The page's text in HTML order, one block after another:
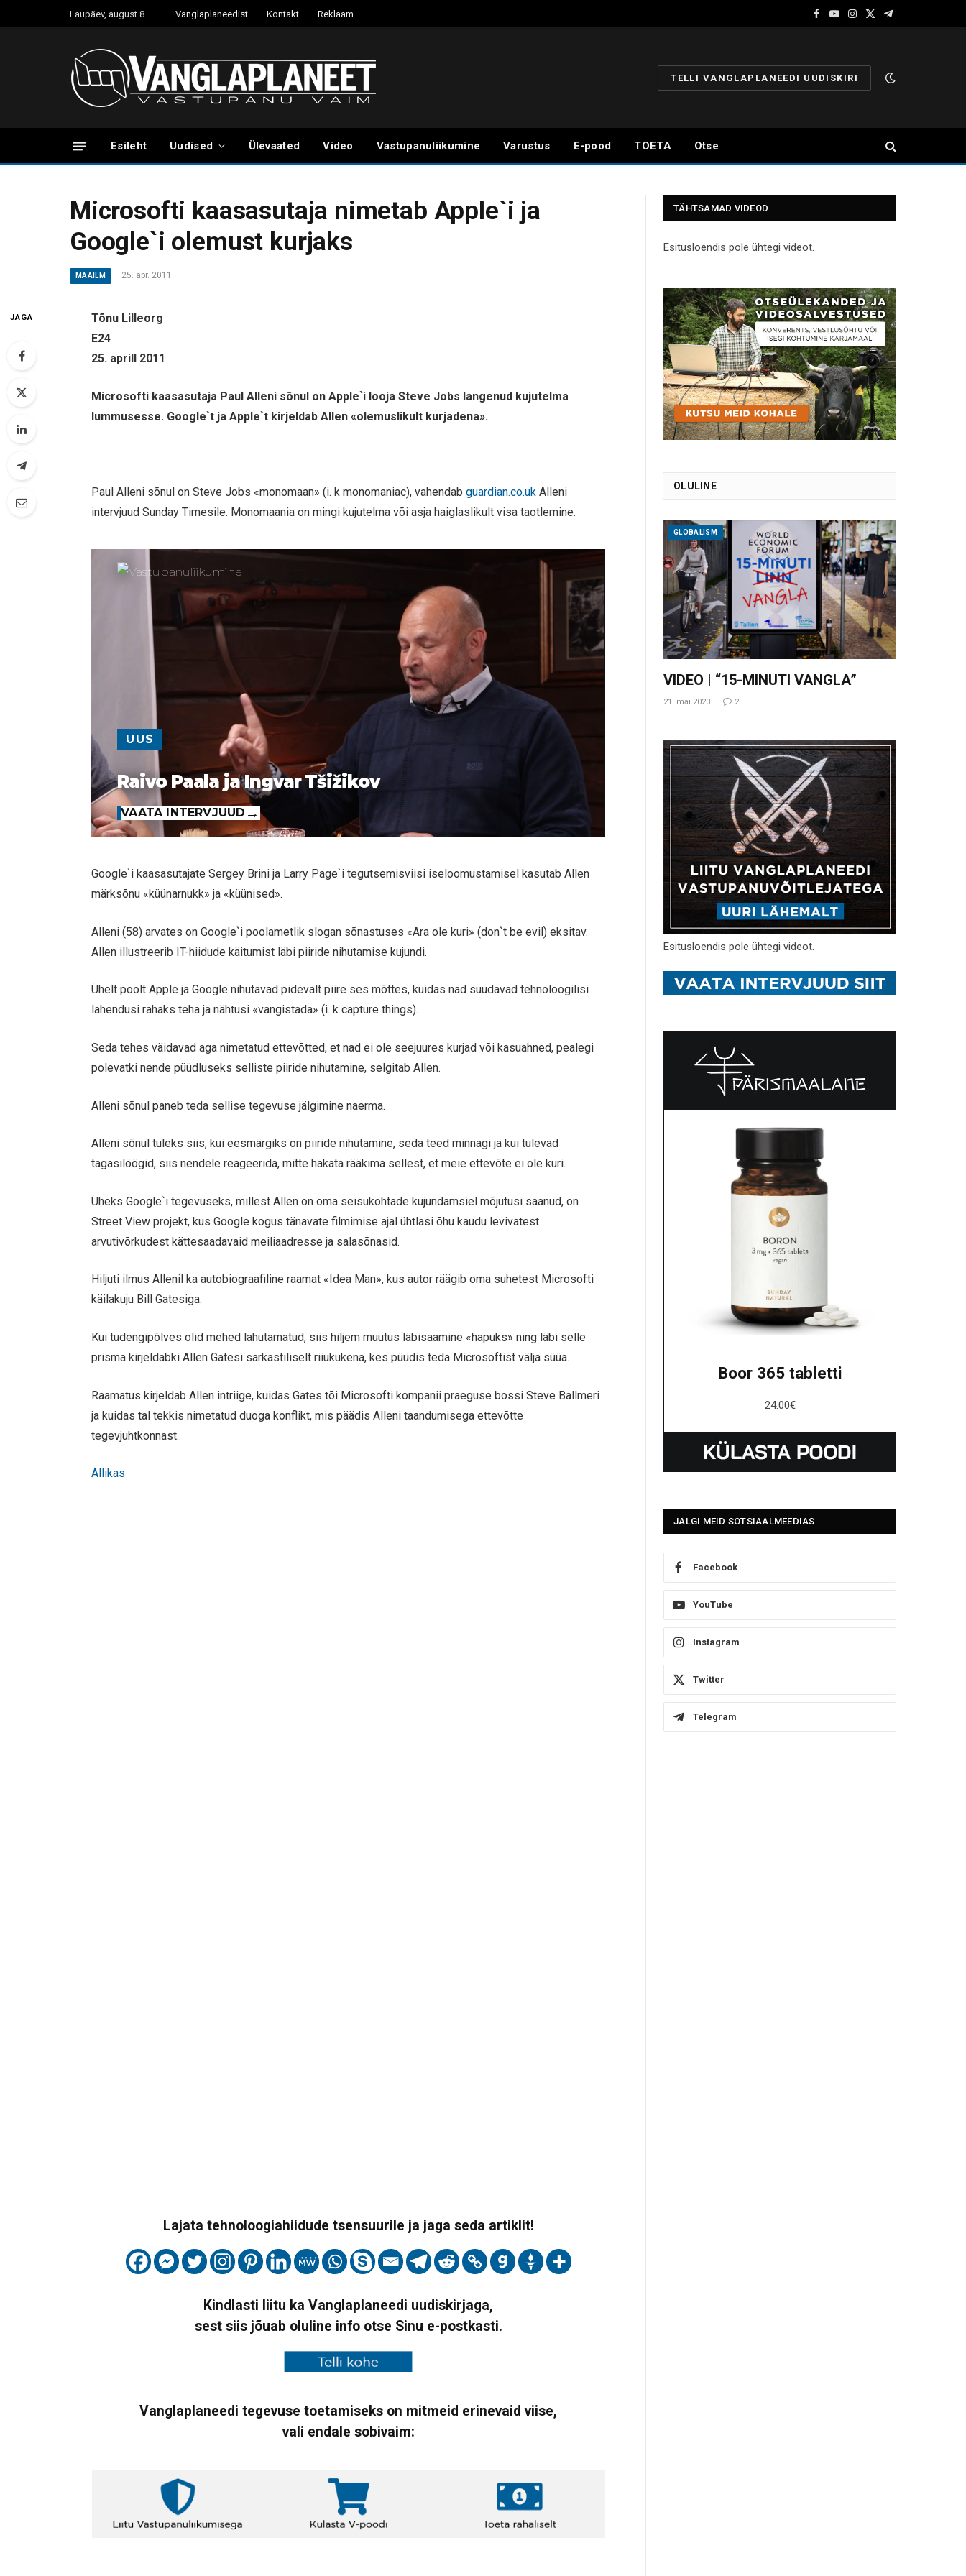
Laupäev, august 8 Vanglaplaneedist Kontakt Reklaam
Facebook
YouTube
Instagram
X
Telegram
TELLI VANGLAPLANEEDI UUDISKIRI
Esileht Uudised Ülevaated Video Vastupanuliikumine Varustus E-pood TOETA Otse
Microsofti kaasasutaja nimetab Apple`i ja
Google`i olemust kurjaks
MAAILM 25. apr. 2011
JAGA
Tõnu Lilleorg
E24
25. aprill 2011
Microsofti kaasasutaja Paul Alleni sõnul on Apple`i looja Steve Jobs langenud kujutelma
lummusesse. Google`t ja Apple`t kirjeldab Allen «olemuslikult kurjadena».
Paul Alleni sõnul on Steve Jobs «monomaan» (i. k monomaniac), vahendabguardian.co.uk Alleni
intervjuud Sunday Timesile. Monomaania on mingi kujutelma või asja haiglaslikult visa taotlemine.
UUS
Raivo Paala ja Ingvar Tšižikov
VAATA INTERVJUUD
Google`i kaasasutajate Sergey Brini ja Larry Page`i tegutsemisviisi iseloomustamisel kasutab Allen
märksõnu «küünarnukk» ja «küünised».
Alleni (58) arvates on Google`i poolametlik slogan sõnastuses «Ära ole kuri» (don`t be evil) eksitav.
Allen illustreerib IT-hiidude käitumist läbi piiride nihutamise kujundi.
Ühelt poolt Apple ja Google nihutavad pidevalt piire ses mõttes, kuidas nad suudavad tehnoloogilisi
lahendusi rahaks teha ja nähtusi «vangistada» (i. k capture things).
Seda tehes väidavad aga nimetatud ettevõtted, et nad ei ole seejuures kurjad või kasuahned, pealegi
polevatki nende püüdluseks selliste piiride nihutamine, selgitab Allen.
Alleni sõnul paneb teda sellise tegevuse jälgimine naerma.
Alleni sõnul tuleks siis, kui eesmärgiks on piiride nihutamine, seda teed minnagi ja kui tulevad
tagasilöögid, siis nendele reageerida, mitte hakata rääkima sellest, et meie ettevõte ei ole kuri.
Üheks Google`i tegevuseks, millest Allen on oma seisukohtade kujundamsiel mõjutusi saanud, on
Street View projekt, kus Google kogus tänavate filmimise ajal ühtlasi õhu kaudu levivatest
arvutivõrkudest kättesaadavaid meiliaadresse ja salasõnasid.
Hiljuti ilmus Allenil ka autobiograafiline raamat «Idea Man», kus autor räägib oma suhetest Microsofti
käilakuju Bill Gatesiga.
Kui tudengipõlves olid mehed lahutamatud, siis hiljem muutus läbisaamine «hapuks» ning läbi selle
prisma kirjeldabki Allen Gatesi sarkastiliselt riiukukena, kes püüdis teda Microsoftist välja süüa.
Raamatus kirjeldab Allen intriige, kuidas Gates tõi Microsofti kompanii praeguse bossi Steve Ballmeri
ja kuidas tal tekkis nimetatud duoga konflikt, mis päädis Alleni taandumisega ettevõtte
tegevjuhtkonnast.
Allikas
Lajata tehnoloogiahiidude tsensuurile ja jaga seda artiklit!
Kindlasti liitu ka Vanglaplaneedi uudiskirjaga,
sest siis jõuab oluline info otse Sinu e-postkasti.
Vanglaplaneedi tegevuse toetamiseks on mitmeid erinevaid viise,
vali endale sobivaim:
TÄHTSAMAD VIDEOD
Esitusloendis pole ühtegi videot.
OLULINE
GLOBALISM
VIDEO | “15-MINUTI VANGLA”
21. mai 2023 2
Esitusloendis pole ühtegi videot.
Boor 365 tabletti
24.00€
JÄLGI MEID SOTSIAALMEEDIAS
Facebook
YouTube
Instagram
Twitter
Telegram